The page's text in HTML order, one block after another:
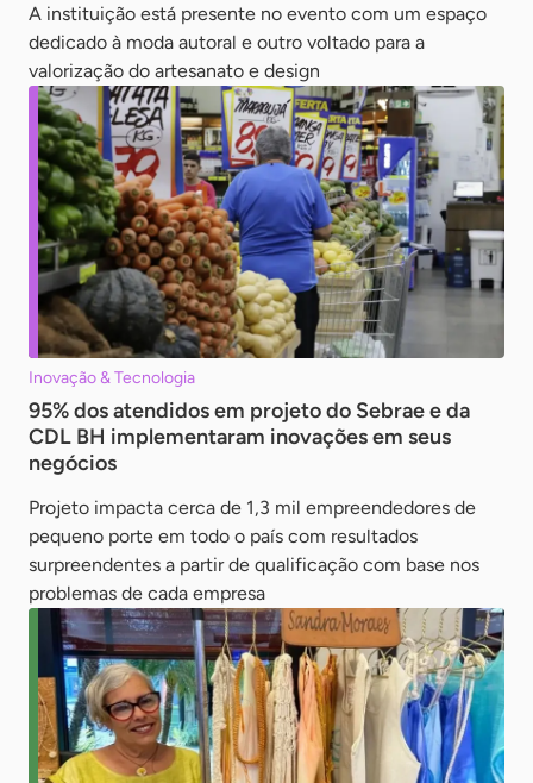
A instituição está presente no evento com um espaço
dedicado à moda autoral e outro voltado para a
valorização do artesanato e design
Inovação & Tecnologia
95% dos atendidos em projeto do Sebrae e da
CDL BH implementaram inovações em seus
negócios
Projeto impacta cerca de 1,3 mil empreendedores de
pequeno porte em todo o país com resultados
surpreendentes a partir de qualificação com base nos
problemas de cada empresa